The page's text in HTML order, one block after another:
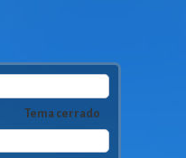
Tema cerrado